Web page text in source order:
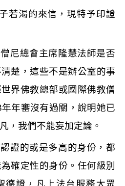
若渴的來信，現特予印證
尼總會主席隆慧法師是否
楚，這些不是辦公室的事
界佛教總部或國際佛教僧
年年審沒有過關，說明她已
，我們不能妄加定論。
證的或是多高的身份，都
確定性的身份。任何級別
德證，凡上法台服務大眾